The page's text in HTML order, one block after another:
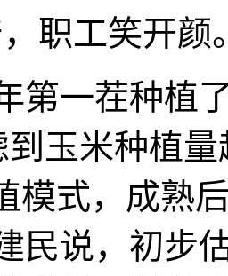
职工笑开颜
一茬种植了
到玉米种植
模式，成熟
民说，初步